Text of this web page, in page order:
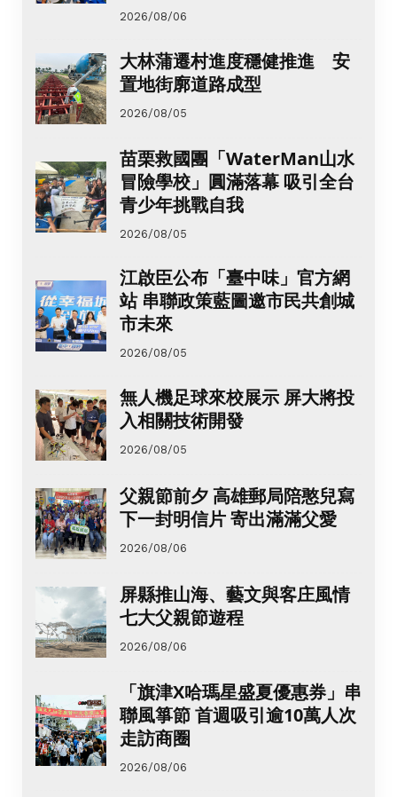
2026/08/06
大林蒲遷村進度穩健推進 安
置地街廓道路成型
2026/08/05
苗栗救國團「WaterMan山水
冒險學校」圓滿落幕 吸引全台
青少年挑戰自我
2026/08/05
江啟臣公布「臺中味」官方網
站 串聯政策藍圖邀市民共創城
市未來
2026/08/05
無人機足球來校展示 屏大將投
入相關技術開發
2026/08/05
父親節前夕 高雄郵局陪憨兒寫
下一封明信片 寄出滿滿父愛
2026/08/06
屏縣推山海、藝文與客庄風情
七大父親節遊程
2026/08/06
「旗津X哈瑪星盛夏優惠券」串
聯風箏節 首週吸引逾10萬人次
走訪商圈
2026/08/06